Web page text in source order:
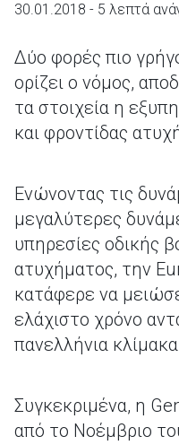
30.01.2018 - 5 λεπτά
Δύο φορές πιο
ορίζει ο νόμος,
τα στοιχεία η
και φροντίδας
Ενώνοντας τις
μεγαλύτερες
υπηρεσίες οδικής
ατυχήματος, την
κατάφερε να
ελάχιστο χρόνο
πανελλήνια
Συγκεκριμένα, η
από το Νοέμβριο